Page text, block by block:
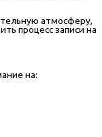
атмосферу,
процесс записи на
на: